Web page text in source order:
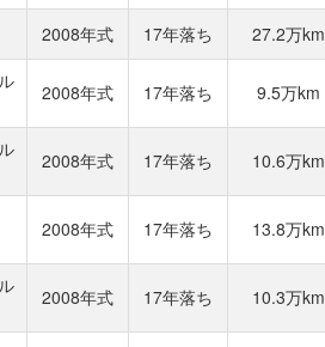
2008年式 17年落ち 27.2万km
2008年式 17年落ち 9.5万km
2008年式 17年落ち 10.6万km
2008年式 17年落ち 13.8万km
2008年式 17年落ち 10.3万km